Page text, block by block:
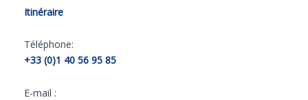
Itinéraire
Téléphone:
+33 (0)1 40 56 95 85
E-mail :